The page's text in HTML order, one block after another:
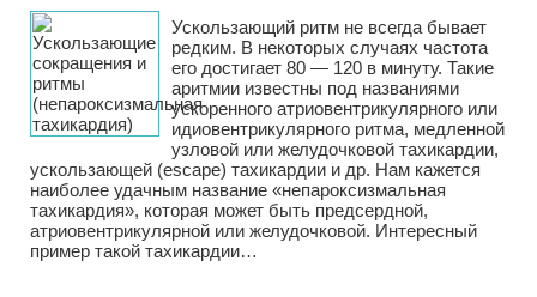
Ускользающий ритм не всегда бывает
редким. В некоторых случаях частота
его достигает 80 — 120 в минуту. Такие
аритмии известны под названиями
ускоренного атриовентрикулярного или
идиовентрикулярного ритма, медленной
узловой или желудочковой тахикардии,
ускользающей (escape) тахикардии и др. Нам кажется
наиболее удачным название «непароксизмальная
тахикардия», которая может быть предсердной,
атриовентрикулярной или желудочковой. Интересный
пример такой тахикардии…